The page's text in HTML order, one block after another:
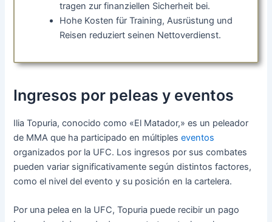
tragen zur finanziellen Sicherheit bei.
Hohe Kosten für Training, Ausrüstung und
Reisen reduziert seinen Nettoverdienst.
Ingresos por peleas y eventos
Ilia Topuria, conocido como «El Matador,» es un peleador
de MMA que ha participado en múltipleseventos
organizados por la UFC. Los ingresos por sus combates
pueden variar significativamente según distintos factores,
como el nivel del evento y su posición en la cartelera.
Por una pelea en la UFC, Topuria puede recibir un pago